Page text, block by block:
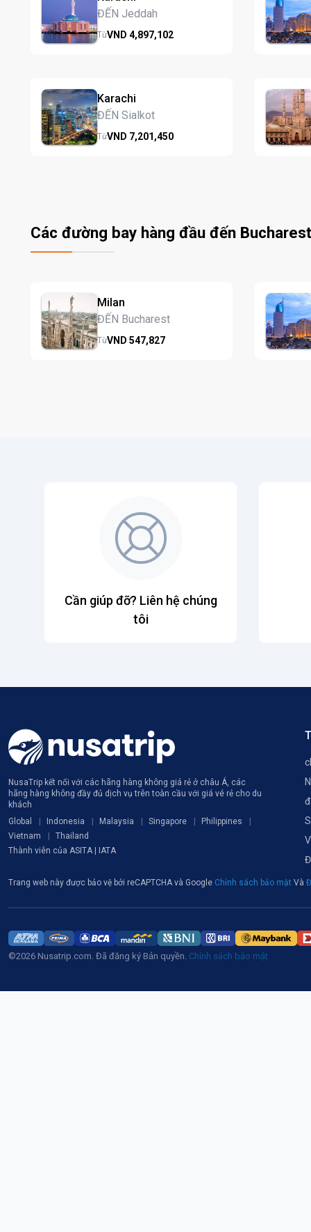
ĐẾN Jeddah
TừVND 4,897,102
Karachi
ĐẾN Sialkot
TừVND 7,201,450
Các đường bay hàng đầu đến Bucharest
Milan
ĐẾN Bucharest
TừVND 547,827
Cần giúp đỡ? Liên hệ chúng
tôi
NusaTrip kết nối với các hãng hàng không giá rẻ ở châu Á, các
hãng hàng không đầy đủ dịch vụ trên toàn cầu với giá vé rẻ cho du
khách
Global
Indonesia Malaysia Singapore
Philippines
Vietnam
Thailand
Thành viên của ASITA | IATA
Trang web này được bảo vệ bởi reCAPTCHA và Google Chính sách bảo mật Và
©2026 Nusatrip.com. Đã đăng ký Bản quyền. Chính sách bảo mật